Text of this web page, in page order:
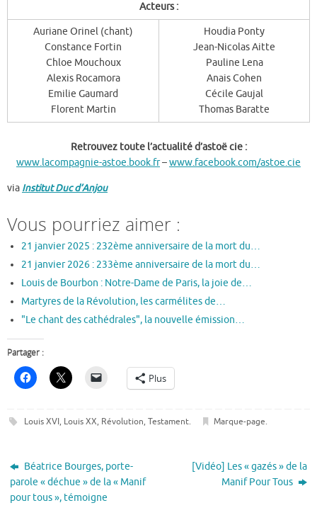
Acteurs :
Auriane Orinel (chant)
Constance Fortin
Chloe Mouchoux
Alexis Rocamora
Emilie Gaumard
Florent Martin
Houdia Ponty
Jean-Nicolas Aitte
Pauline Lena
Anais Cohen
Cécile Gaujal
Thomas Baratte
Retrouvez toute l’actualité d’astoë cie :
www.lacompagnie-astoe.book.fr–www.facebook.com/astoe.cie
via Institut Duc d’Anjou
Vous pourriez aimer :
21 janvier 2025 : 232ème anniversaire de la mort du…
21 janvier 2026 : 233ème anniversaire de la mort du…
Louis de Bourbon : Notre-Dame de Paris, la joie de…
Martyres de la Révolution, les carmélites de…
"Le chant des cathédrales", la nouvelle émission…
Partager :
Plus
Louis XVI, Louis XX, Révolution, Testament. Marque-page.
Béatrice Bourges, porte-
parole « déchue » de la « Manif
pour tous », témoigne
[Vidéo] Les « gazés » de la
Manif Pour Tous